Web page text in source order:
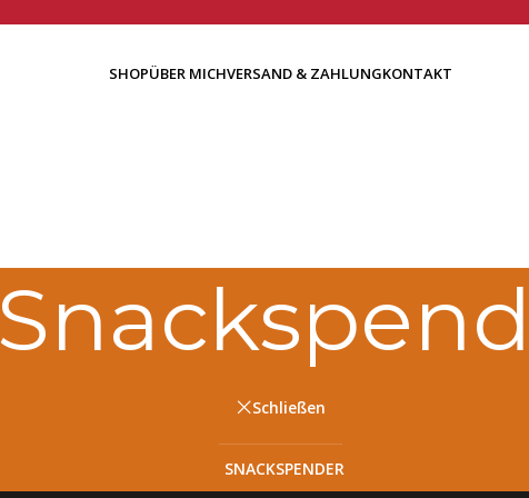
SHOPÜBER MICHVERSAND & ZAHLUNGKONTAKT
Schließen
SNACKSPENDER